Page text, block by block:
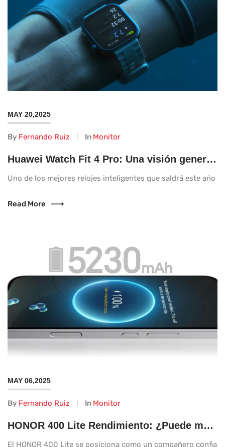
MAY 20,2025
By Fernando Ruiz In Monitor
Huawei Watch Fit 4 Pro: Una visión general completa
Uno de los mejores relojes inteligentes que saldrá este año
Read More
MAY 06,2025
By Fernando Ruiz In Monitor
HONOR 400 Lite Rendimiento: ¿Puede manejar tus tareas diarias?
El HONOR 400 Lite se posiciona como un compañero